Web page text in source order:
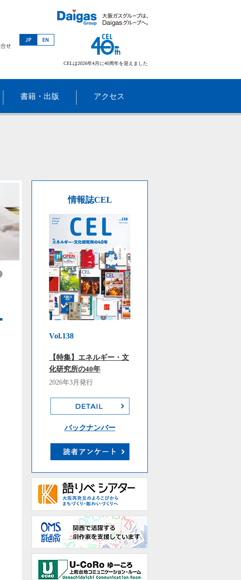
CELは2026年4月に40周年を迎えました
書籍・出版 アクセス
情報誌CEL
Vol.138
【特集】エネルギー・文
化研究所の40年
2026年3月発行
バックナンバー